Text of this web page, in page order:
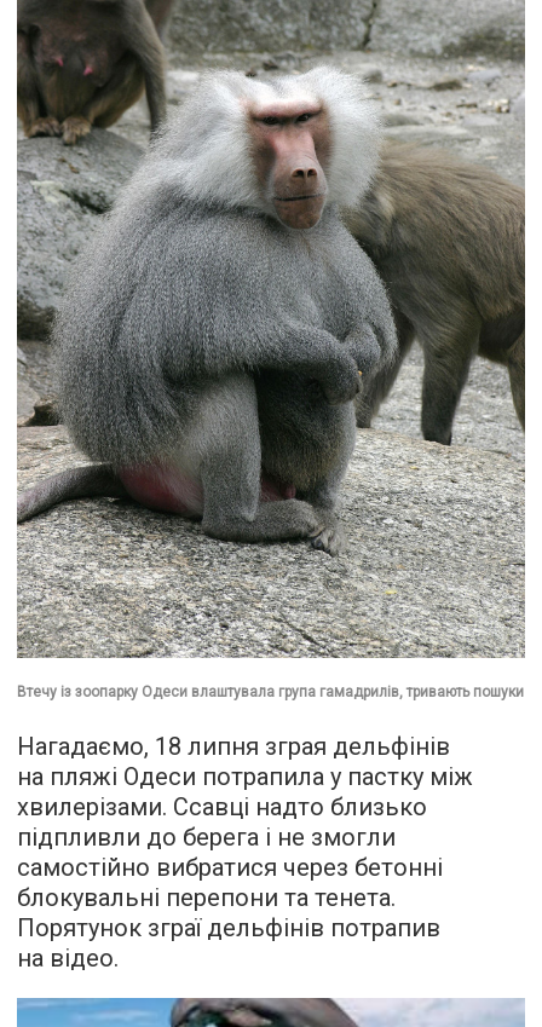
Втечу із зоопарку Одеси влаштувала група гамадрилів, тривають пошуки
Нагадаємо, 18 липня зграя дельфінів
на пляжі Одеси потрапила у пастку між
хвилерізами. Ссавці надто близько
підпливли до берега і не змогли
самостійно вибратися через бетонні
блокувальні перепони та тенета.
Порятунок зграї дельфінів потрапив
на відео.